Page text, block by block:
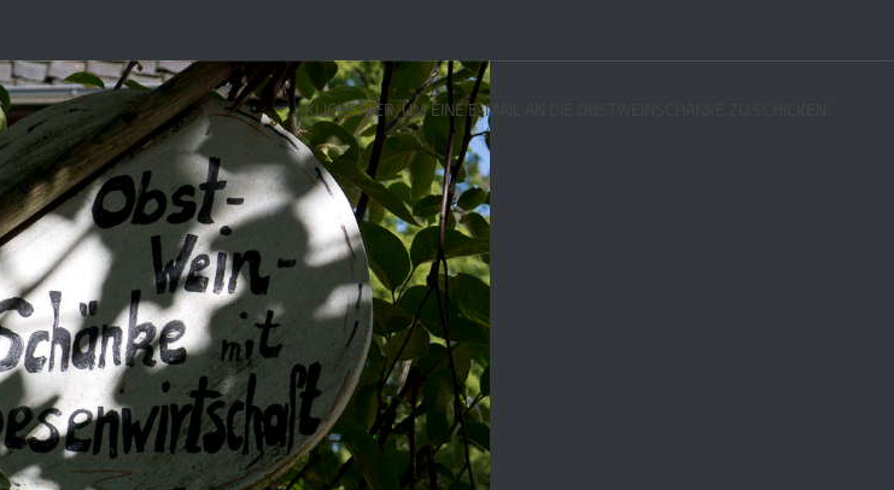
KLICKE HIER, UM EINE E-MAIL AN DIE OBSTWEINSCHÄNKE ZU SCHICKEN!.